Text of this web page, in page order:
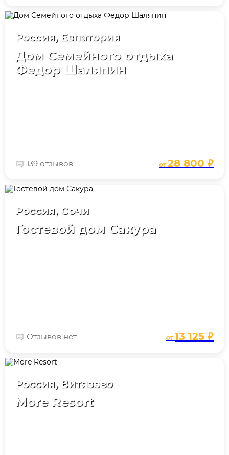
Россия, Евпатория
Дом Семейного отдыха
Федор Шаляпин
139 отзывов от28 800 ₽
Россия, Сочи
Гостевой дом Сакура
Отзывов нет от13 125 ₽
Россия, Витязево
More Resort